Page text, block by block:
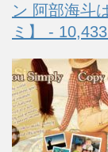
ン 阿部海斗
ミ】 -